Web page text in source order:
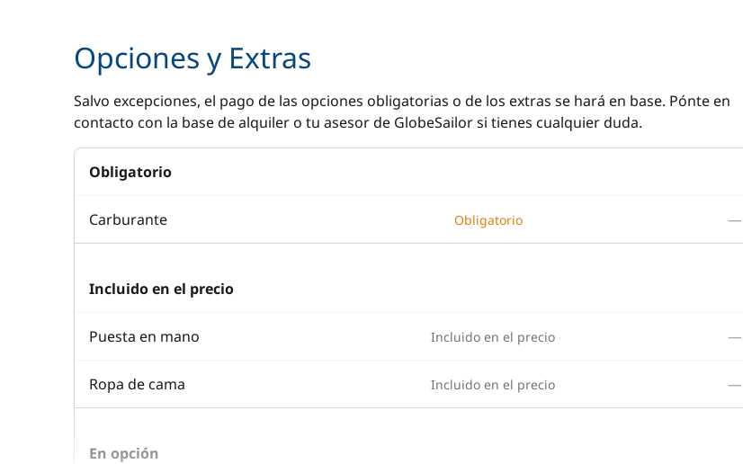
Opciones y Extras
Salvo excepciones, el pago de las opciones obligatorias o de los extras se hará en base. Pónte en
contacto con la base de alquiler o tu asesor de GlobeSailor si tienes cualquier duda.
Obligatorio
Carburante Obligatorio —
Incluido en el precio
Puesta en mano Incluido en el precio —
Ropa de cama Incluido en el precio —
En opción